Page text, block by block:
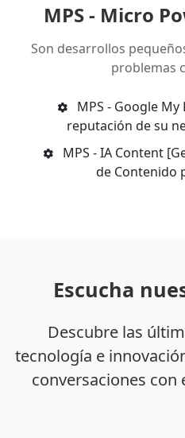
MPS - Micro
Son desarrollos
problemas
MPS - Google
reputación de su
MPS - IA Content
de Contenido
Escucha
Descubre las
tecnología e
conversaciones con